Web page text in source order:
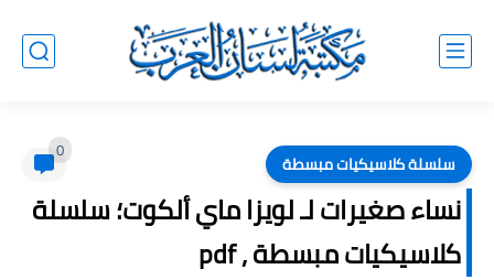
سلسلة كلاسيكيات مبسطة 0
نساء صغيرات لـ لويزا ماي ألكوت؛ سلسلة
كلاسيكيات مبسطة , pdf